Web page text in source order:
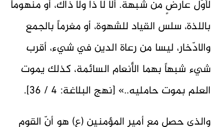
لأوّل عارضٍ من شبهة. ألا لا ذا ولا ذاك، أو منهوماً
باللذة، سلس القياد للشهوة، أو مغرماً بالجمع
والادّخار، ليسا من رعاة الدين في شيء، أقرب
شيء شبهاً بهما الأنعام السائمة، كذلك يموت
العلم بموت حامليه..» [نهج البلاغة: 4 / 36].
والذي حصل مع أمير المؤمنين (ع) هو أنّ القوم